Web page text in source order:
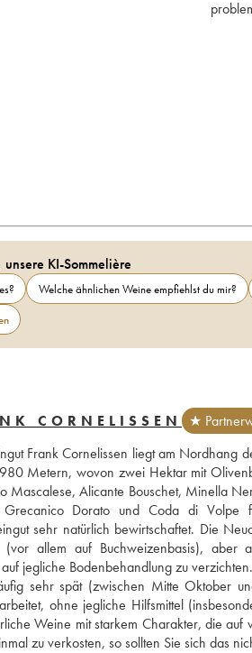
KI-Sommelière
Welche ähnlichen Weine empfiehlst du mir?
CORNELISSEN
★
Frank Cornelissen liegt am Nordhang
Metern, wovon zwei Hektar mit
Mascalese, Alicante Bouschet, Minella
Dorato und Coda di
sehr natürlich bewirtschaftet. Die
(vor allem auf Buchweizenbasis), aber
jegliche Bodenbehandlung zu
sehr spät (zwischen Mitte Oktober
ohne jegliche Hilfsmittel
Weine mit starkem Charakter, die
zu verkosten, so sollten Sie sich das